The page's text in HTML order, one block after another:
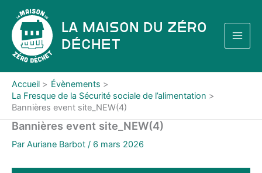
contenu
La Maison du Zéro
Déchet
Accueil
Évènements
La Fresque de la Sécurité sociale de l’alimentation
Bannières event site_NEW(4)
Bannières event site_NEW(4)
Par Auriane Barbot / 6 mars 2026